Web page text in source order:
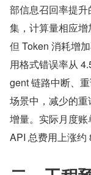
部信息召回率提
集，计算量相应增
但 Token 消耗增
用格式错误率从
gent 链路中断、
场景中，减少的
增量。实际月度
API 总费用上涨约